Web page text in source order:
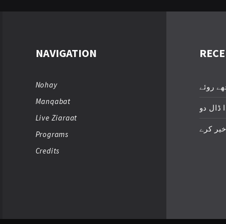
NAVIGATION
Nohay
Manqabat
Live Ziaraat
Programs
Credits
روئے
ڈال دو
کرے